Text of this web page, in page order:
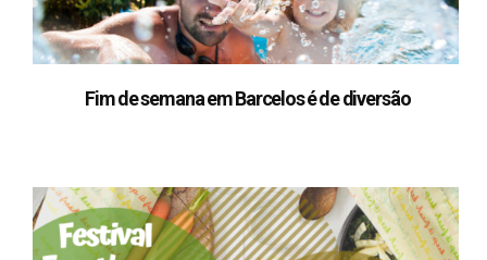
Fim de semana em Barcelos é de diversão